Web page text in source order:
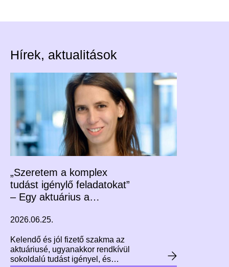
Hírek, aktualitások
„Szeretem a komplex
tudást igénylő feladatokat”
– Egy aktuárius a
szakirányú
továbbképzéséről
2026.06.25.
Kelendő és jól fizető szakma az
aktuáriusé, ugyanakkor rendkívül
sokoldalú tudást igényel, és